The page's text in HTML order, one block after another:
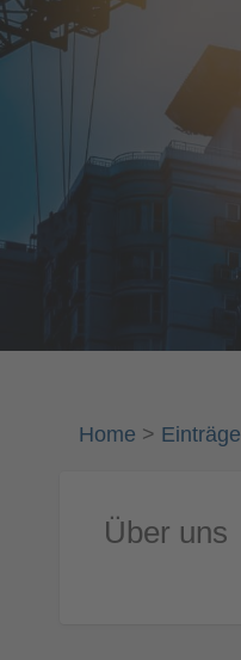
Home > Einträge
Über uns